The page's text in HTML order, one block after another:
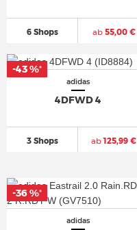
6 Shops ab55,00 €
adidas
4DFWD 4
3 Shops ab125,99 €
-43 %*
-43 %*
adidas
-36 %*
-36 %*